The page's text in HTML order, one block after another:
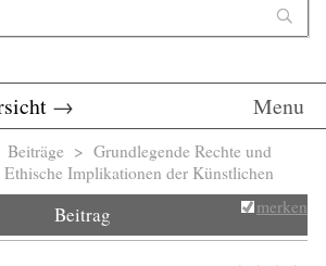
→ Menu
Beiträge > Grundlegende Rechte und
Implikationen der Künstlichen
Beitrag merken